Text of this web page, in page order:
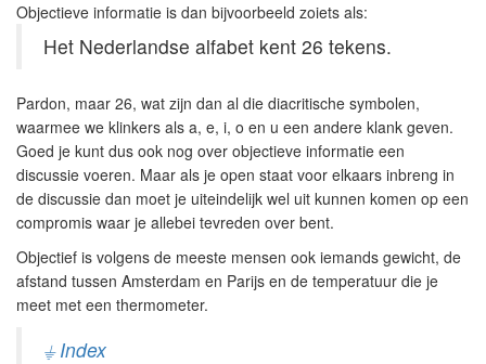
Objectieve informatie is dan bijvoorbeeld zoiets als:
Het Nederlandse alfabet kent 26 tekens.
Pardon, maar 26, wat zijn dan al die diacritische symbolen,
waarmee we klinkers als a, e, i, o en u een andere klank geven.
Goed je kunt dus ook nog over objectieve informatie een
discussie voeren. Maar als je open staat voor elkaars inbreng in
de discussie dan moet je uiteindelijk wel uit kunnen komen op een
compromis waar je allebei tevreden over bent.
Objectief is volgens de meeste mensen ook iemands gewicht, de
afstand tussen Amsterdam en Parijs en de temperatuur die je
meet met een thermometer.
⏚ Index